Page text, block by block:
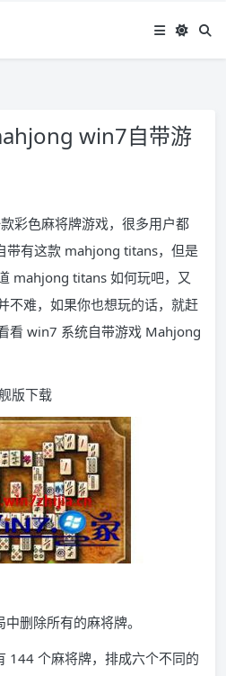
win7自带游
彩色麻将牌游戏，很多用户都
带有这款 mahjong titans，但是
mahjong titans 如何玩吧，又
不难，如果你也想玩的话，就赶
看 win7 系统自带游戏 Mahjong
版下载
删除所有的麻将牌。
144 个麻将牌，排成六个不同的